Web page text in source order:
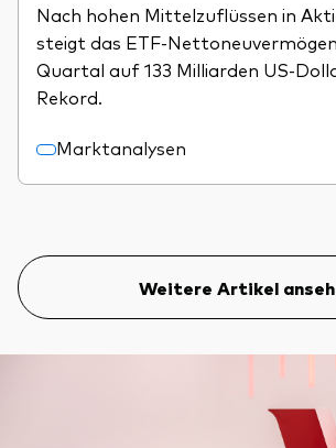
Nach hohen Mittelzuflüssen in
steigt das ETF-
Quartal auf 133 Milliarden US-
Rekord.
Marktanalysen
Weitere Artikel